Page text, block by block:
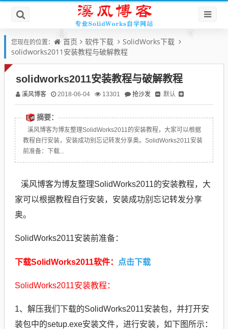
您现在的位置： 首页 软件下载
SolidWorks下载
solidworks2011安装教程与破解教程
solidworks2011安装教程与破解教程
溪风博客 2018-06-04 13301 抢沙发 默认
摘要：
溪风博客为博友整理SolidWorks2011的安装教程，大家可以根据
教程自行安装，安装成功别忘记转发分享奥。SolidWorks2011安装
前准备：下载...
溪风博客为博友整理SolidWorks2011的安装教程，大
家可以根据教程自行安装，安装成功别忘记转发分享
奥。
SolidWorks2011安装前准备：
下载SolidWorks2011软件： 点击下载
SolidWorks2011安装教程：
1、解压我们下载的SolidWorks2011安装包，并打开安
装包中的setup.exe安装文件，进行安装，如下图所示：